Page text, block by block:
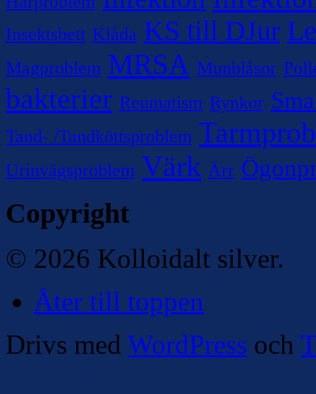
Insektsbett Klåda KS till DJur
Magproblem MRSA Munblåsor
bakterier Reumatism Rynkor
Tand- /Tandköttsproblem
Urinvägsproblem Värk Ärr
Copyright
© 2026 Kolloidalt silver.
Åter till toppen
Drivs med WordPress och